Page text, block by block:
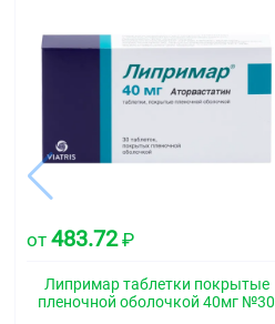
от 483.72₽
Липримар таблетки покрытые
пленочной оболочкой 40мг №30